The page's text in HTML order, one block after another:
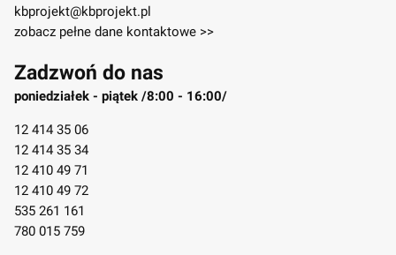
kbprojekt@kbprojekt.pl
zobacz pełne dane kontaktowe >>
Zadzwoń do nas
poniedziałek - piątek /8:00 - 16:00/
12 414 35 06
12 414 35 34
12 410 49 71
12 410 49 72
535 261 161
780 015 759